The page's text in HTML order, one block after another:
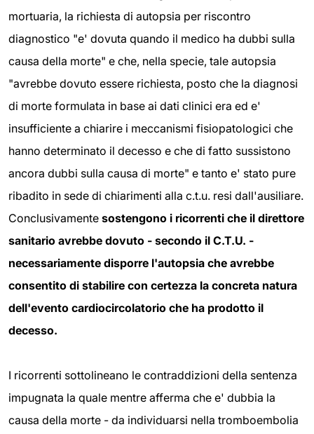
mortuaria, la richiesta di autopsia per riscontro
diagnostico "e' dovuta quando il medico ha dubbi sulla
causa della morte" e che, nella specie, tale autopsia
"avrebbe dovuto essere richiesta, posto che la diagnosi
di morte formulata in base ai dati clinici era ed e'
insufficiente a chiarire i meccanismi fisiopatologici che
hanno determinato il decesso e che di fatto sussistono
ancora dubbi sulla causa di morte" e tanto e' stato pure
ribadito in sede di chiarimenti alla c.t.u. resi dall'ausiliare.
Conclusivamente sostengono i ricorrenti che il direttore
sanitario avrebbe dovuto - secondo il C.T.U. -
necessariamente disporre l'autopsia che avrebbe
consentito di stabilire con certezza la concreta natura
dell'evento cardiocircolatorio che ha prodotto il
decesso.
I ricorrenti sottolineano le contraddizioni della sentenza
impugnata la quale mentre afferma che e' dubbia la
causa della morte - da individuarsi nella tromboembolia